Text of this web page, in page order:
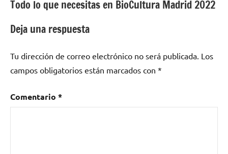
de
entradas
Todo lo que necesitas en BioCultura Madrid 2022
Deja una respuesta
Tu dirección de correo electrónico no será publicada. Los
campos obligatorios están marcados con *
Comentario *